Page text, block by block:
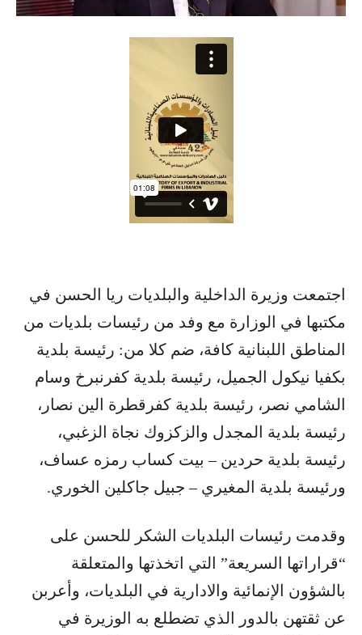
اجتمعت وزيرة الداخلية والبلديات ريا الحسن في
مكتبها في الوزارة مع وفد من رئيسات بلديات من
المناطق اللبنانية كافة، ضم كلا من: رئيسة بلدية
بكفيا نيكول الجميل، رئيسة بلدية كفرنبرخ وسام
الشامي نصر، رئيسة بلدية كفرقطرة الين نصار،
رئيسة بلدية المجدل والزكزوك نجاة الزغبي،
رئيسة بلدية حردين – بيت كساب رمزه عساف،
ورئيسة بلدية المغيري – جبيل جاكلين الخوري.
وقدمت رئيسات البلديات الشكر للحسن على
“قراراتها السريعة” التي اتخذتها والمتعلقة
بالشؤون الإنمائية والادارية في البلديات، وأعربن
عن ثقتهن بالدور الذي تضطلع به الوزيرة في